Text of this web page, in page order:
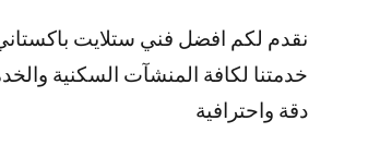
نقدم لكم افضل فني ستلايت
خدمتنا لكافة المنشآت السكنية
دقة واحترافية